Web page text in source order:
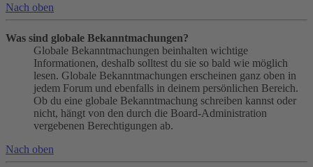
Nach oben
Was sind globale Bekanntmachungen?
Globale Bekanntmachungen beinhalten wichtige
Informationen, deshalb solltest du sie so bald wie möglich
lesen. Globale Bekanntmachungen erscheinen ganz oben in
jedem Forum und ebenfalls in deinem persönlichen Bereich.
Ob du eine globale Bekanntmachung schreiben kannst oder
nicht, hängt von den durch die Board-Administration
vergebenen Berechtigungen ab.
Nach oben